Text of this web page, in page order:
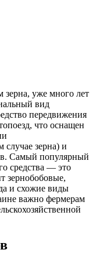
зерна, уже много лет
вид
передвижения
что оснащен
случае зерна) и
Самый популярный
средства — это
зернобобовые,
и схожие виды
важно фермерам